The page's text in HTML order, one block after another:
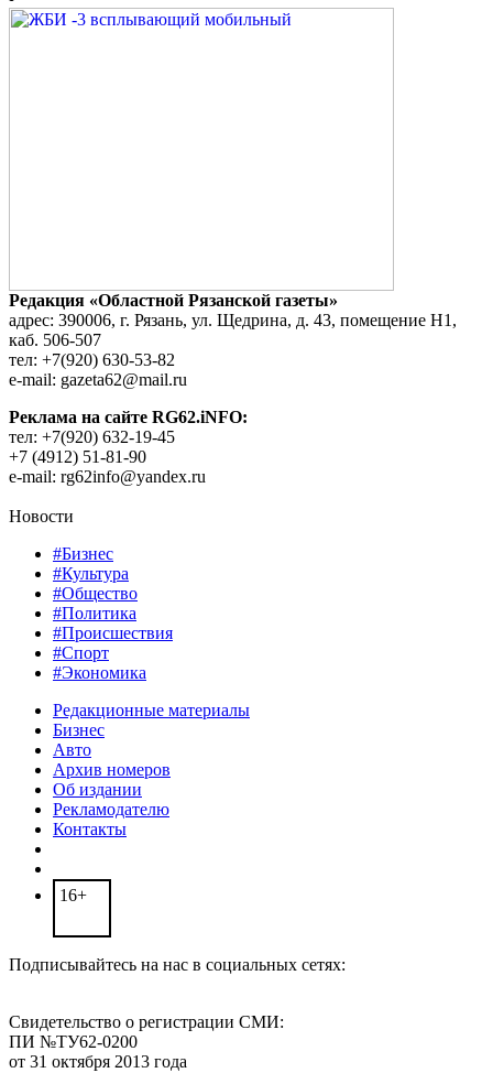
Редакция «Областной Рязанской газеты»
адрес: 390006, г. Рязань, ул. Щедрина, д. 43, помещение Н1,
каб. 506-507
тел: +7(920) 630-53-82
e-mail: gazeta62@mail.ru
Реклама на сайте RG62.iNFO:
тел: +7(920) 632-19-45
+7 (4912) 51-81-90
e-mail: rg62info@yandex.ru
Новости
#Бизнес
#Культура
#Общество
#Политика
#Происшествия
#Спорт
#Экономика
Редакционные материалы
Бизнес
Авто
Архив номеров
Об издании
Рекламодателю
Контакты
16+
Подписывайтесь на нас в социальных сетях:
Свидетельство о регистрации СМИ:
ПИ №ТУ62-0200
от 31 октября 2013 года